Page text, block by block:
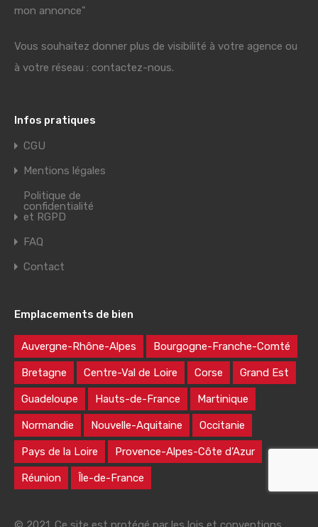
mon annonce"
Vous souhaitez donner plus de visibilité à votre agence ou
à votre réseau : contactez-nous.
Infos pratiques
CGU
Mentions légales
Politique de
confidentialité
et RGPD
FAQ
Contact
Emplacements de bien
Auvergne-Rhône-Alpes Bourgogne-Franche-Comté
Bretagne Centre-Val de Loire Corse Grand Est
Guadeloupe Hauts-de-France Martinique
Normandie Nouvelle-Aquitaine Occitanie
Pays de la Loire Provence-Alpes-Côte d’Azur
Réunion Île-de-France